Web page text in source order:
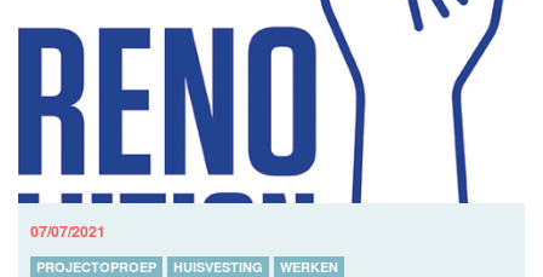
07/07/2021
PROJECTOPROEP HUISVESTING WERKEN